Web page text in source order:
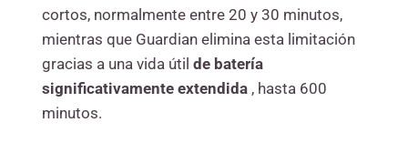
cortos, normalmente entre 20 y 30 minutos,
mientras que Guardian elimina esta limitación
gracias a una vida útil de batería
significativamente extendida, hasta 600
minutos.